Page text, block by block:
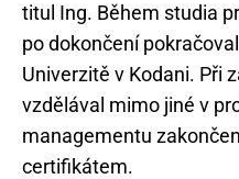
titul Ing. Během studia
po dokončení
Univerzitě v Kodani. Při
vzdělával mimo jiné v
managementu
certifikátem.